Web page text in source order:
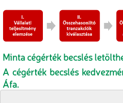
Minta cégérték becslés
A cégérték becslés
Áfa.